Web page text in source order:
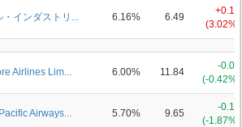
・インダストリ... 6.16% 6.49
+0.19
(3.02%)
Airlines Lim... 6.00% 11.84
-0.05
(-0.42%)
Airways... 5.70% 9.65
-0.18
(-1.87%)